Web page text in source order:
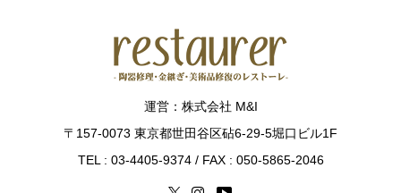
運営：株式会社 M&I
〒157-0073 東京都世田谷区砧6-29-5堀口ビル1F
TEL : 03-4405-9374 / FAX : 050-5865-2046